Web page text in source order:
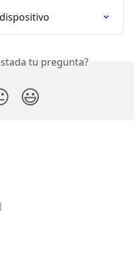
tu pregunta?
😃